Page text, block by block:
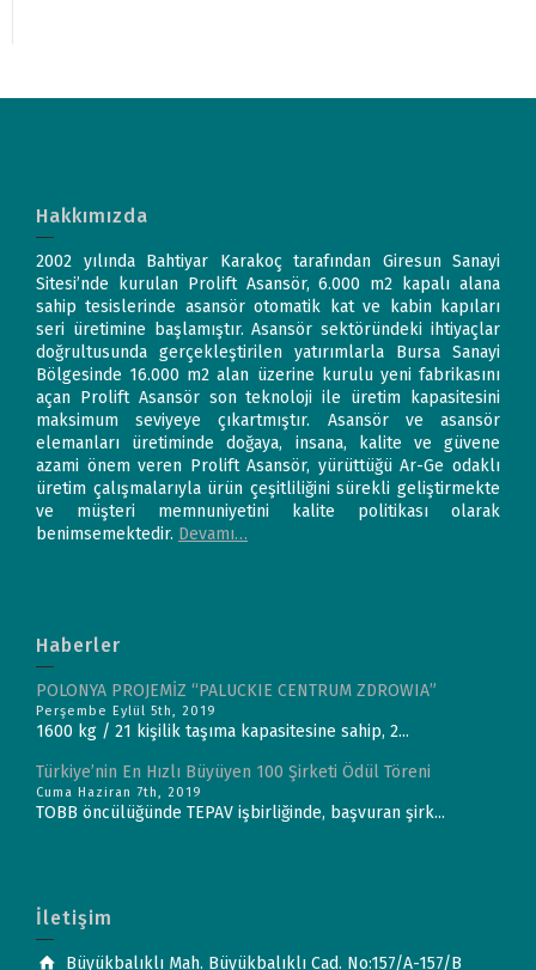
Hakkımızda
2002 yılında Bahtiyar Karakoç tarafından Giresun Sanayi
Sitesi’nde kurulan Prolift Asansör, 6.000 m2 kapalı alana
sahip tesislerinde asansör otomatik kat ve kabin kapıları
seri üretimine başlamıştır. Asansör sektöründeki ihtiyaçlar
doğrultusunda gerçekleştirilen yatırımlarla Bursa Sanayi
Bölgesinde 16.000 m2 alan üzerine kurulu yeni fabrikasını
açan Prolift Asansör son teknoloji ile üretim kapasitesini
maksimum seviyeye çıkartmıştır. Asansör ve asansör
elemanları üretiminde doğaya, insana, kalite ve güvene
azami önem veren Prolift Asansör, yürüttüğü Ar-Ge odaklı
üretim çalışmalarıyla ürün çeşitliliğini sürekli geliştirmekte
ve müşteri memnuniyetini kalite politikası olarak
benimsemektedir. Devamı…
Haberler
POLONYA PROJEMİZ “PALUCKIE CENTRUM ZDROWIA”
Perşembe Eylül 5th, 2019
1600 kg / 21 kişilik taşıma kapasitesine sahip, 2...
Türkiye’nin En Hızlı Büyüyen 100 Şirketi Ödül Töreni
Cuma Haziran 7th, 2019
TOBB öncülüğünde TEPAV işbirliğinde, başvuran şirk...
İletişim
Büyükbalıklı Mah. Büyükbalıklı Cad. No:157/A-157/B